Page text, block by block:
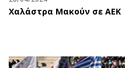
Χαλάστρα Μακούν σε ΑΕΚ